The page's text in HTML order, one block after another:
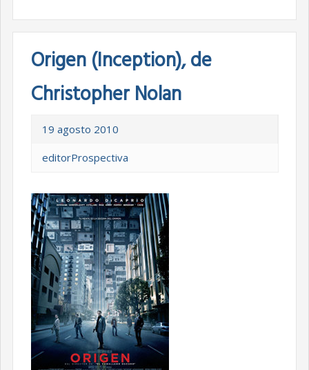
Origen (Inception), de
Christopher Nolan
19 agosto 2010
editorProspectiva